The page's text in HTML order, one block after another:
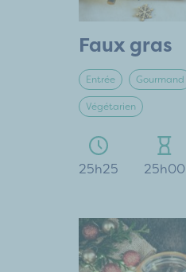
Faux gras
Entrée Gourmand
Végétarien
25h25 25h00